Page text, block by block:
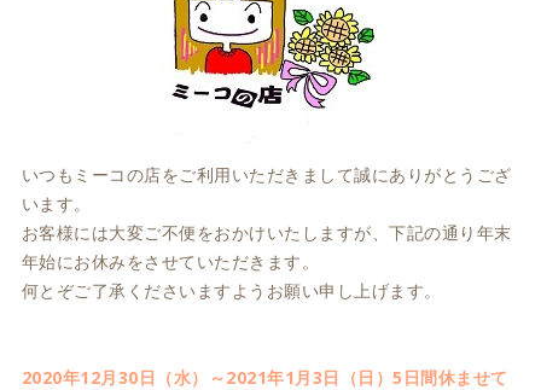
いつもミーコの店をご利用いただきまして誠にありがとうござ
います。
お客様には大変ご不便をおかけいたしますが、下記の通り年末
年始にお休みをさせていただきます。
何とぞご了承くださいますようお願い申し上げます。
2020年12月30日（水）～2021年1月3日（日）5日間休ませて